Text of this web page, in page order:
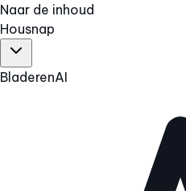
Naar de inhoud
Housnap
BladerenAI